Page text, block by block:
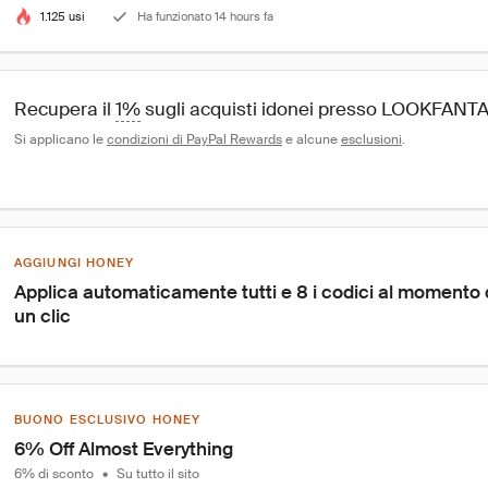
1.125 usi Ha funzionato 14 hours fa
Recupera il 1% sugli acquisti idonei presso
Si applicano le condizioni di PayPal Rewards e alcune esclusioni.
AGGIUNGI HONEY
Applica automaticamente tutti e 8 i codici al
un clic
BUONO ESCLUSIVO HONEY
6% Off Almost Everything
6% di sconto • Su tutto il sito